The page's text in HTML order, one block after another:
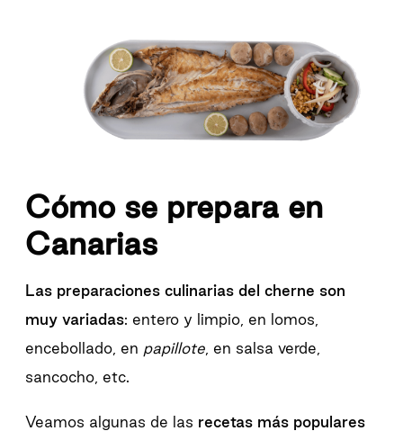
Cómo se prepara en
Canarias
Las preparaciones culinarias del cherne son
muy variadas: entero y limpio, en lomos,
encebollado, en papillote, en salsa verde,
sancocho, etc.
Veamos algunas de las recetas más populares